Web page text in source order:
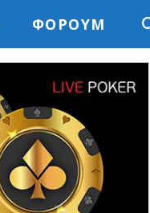
ΦΌΡΟΥΜ